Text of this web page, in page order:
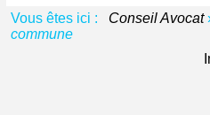
Vous êtes ici : Conseil Avocat
commune